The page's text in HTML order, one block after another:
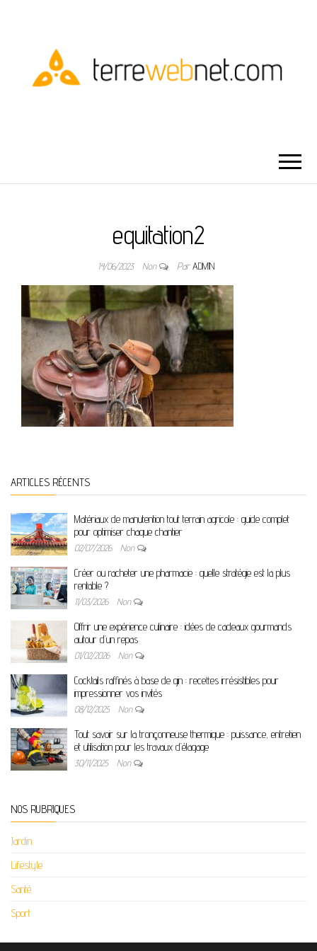
equitation2
14/06/2023 Non ParADMIN
ARTICLES RÉCENTS
Matériaux de manutention tout terrain agricole : guide complet
pour optimiser chaque chantier
02/07/2026 Non
Créer ou racheter une pharmacie : quelle stratégie est la plus
rentable ?
11/03/2026 Non
Offrir une expérience culinaire : idées de cadeaux gourmands
autour d’un repas
01/02/2026 Non
Cocktails raffinés à base de gin : recettes irrésistibles pour
impressionner vos invités
08/12/2025 Non
Tout savoir sur la tronçonneuse thermique : puissance, entretien
et utilisation pour les travaux d’élagage
30/11/2025 Non
NOS RUBRIQUES
Jardin
Lifestyle
Santé
Sport